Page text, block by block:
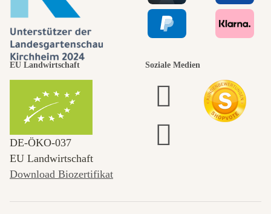
EU Landwirtschaft
DE‑ÖKO‑037
EU Landwirtschaft
Download Biozertifikat
Soziale Medien